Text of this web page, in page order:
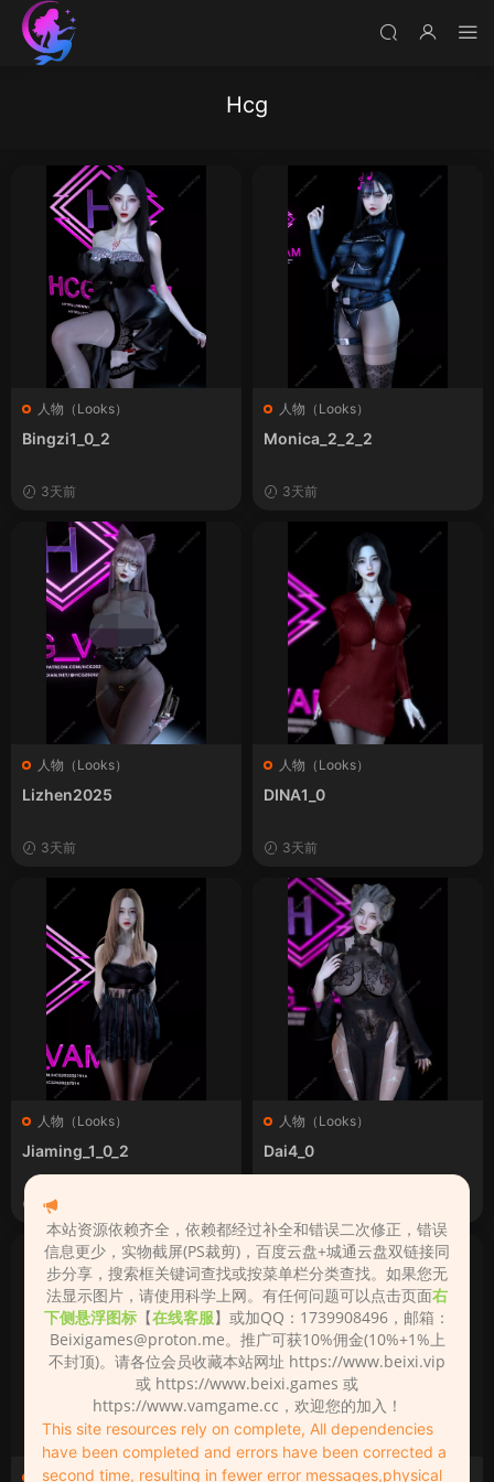
Hcg
人物（Looks）
Bingzi1_0_2
3天前
人物（Looks）
Monica_2_2_2
3天前
人物（Looks）
Lizhen2025
3天前
人物（Looks）
DINA1_0
3天前
人物（Looks）
Jiaming_1_0_2
2026-06-25
人物（Looks）
Dai4_0
人物（Looks） 人物（Looks）
本站资源依赖齐全，依赖都经过补全和错误二次修正，错误
信息更少，实物截屏(PS裁剪)，百度云盘+城通云盘双链接同
步分享，搜索框关键词查找或按菜单栏分类查找。如果您无
法显示图片，请使用科学上网。有任何问题可以点击页面右
下侧悬浮图标 【在线客服】或加QQ：1739908496，邮箱：
Beixigames@proton.me。推广可获10%佣金(10%+1%上
不封顶)。请各位会员收藏本站网址 https://www.beixi.vip
或 https://www.beixi.games 或
https://www.vamgame.cc，欢迎您的加入！
This site resources rely on complete, All dependencies
have been completed and errors have been corrected a
second time, resulting in fewer error messages,physical